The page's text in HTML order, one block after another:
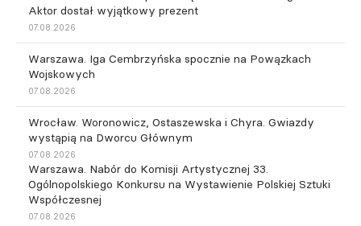
Aktor dostał wyjątkowy prezent
07.08.2026
Warszawa. Iga Cembrzyńska spocznie na Powązkach
Wojskowych
07.08.2026
Wrocław. Woronowicz, Ostaszewska i Chyra. Gwiazdy
wystąpią na Dworcu Głównym
07.08.2026
Warszawa. Nabór do Komisji Artystycznej 33.
Ogólnopolskiego Konkursu na Wystawienie Polskiej Sztuki
Współczesnej
07.08.2026